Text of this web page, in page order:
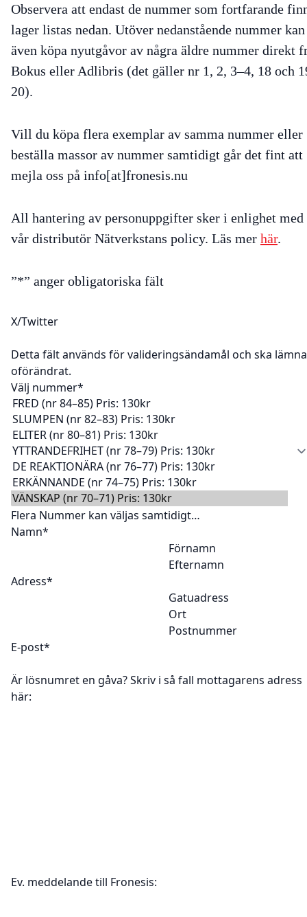
Observera att endast de nummer som fortfarande
lager listas nedan. Utöver nedanstående nummer
även köpa nyutgåvor av några äldre nummer direkt
Bokus eller Adlibris (det gäller nr 1, 2, 3–4, 18 och
20).
Vill du köpa flera exemplar av samma nummer eller
beställa massor av nummer samtidigt går det fint att
mejla oss på info[at]fronesis.nu
All hantering av personuppgifter sker i enlighet med
vår distributör Nätverkstans policy. Läs mer här.
”*” anger obligatoriska fält
X/Twitter
Detta fält används för valideringsändamål och ska
oförändrat.
Välj nummer*
Flera Nummer kan väljas samtidigt…
Namn*
Förnamn
Efternamn
Adress*
Gatuadress
Ort
Postnummer
E-post*
Är lösnumret en gåva? Skriv i så fall mottagarens adress
här:
Ev. meddelande till Fronesis: